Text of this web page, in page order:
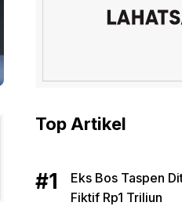
Top Artikel
Eks Bos Taspen
Fiktif Rp1 Triliun